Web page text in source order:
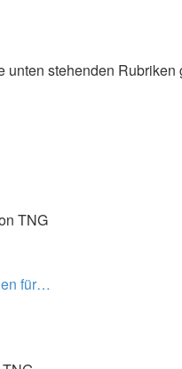
unten stehenden Rubriken
TNG
für…